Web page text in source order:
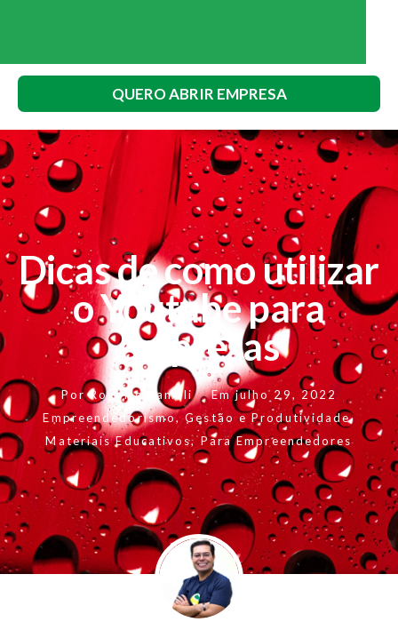
QUERO ABRIR EMPRESA
Dicas de como utilizar
o Youtube para
empresas
PorRogerio Fameli Em julho 29, 2022
Empreendedorismo,Gestão e Produtividade,
Materiais Educativos,Para Empreendedores